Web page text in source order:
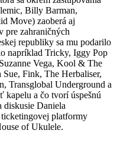
Billy Barman,
Move) zaoberá aj
pre zahraničných
republiky sa mu podarilo
napríklad Tricky, Iggy Pop
Vega, Kool & The
Fink, The Herbaliser,
Transglobal Underground a
kapelu a čo tvorí úspešnú
diskusie Daniela
platformy
of Ukulele.